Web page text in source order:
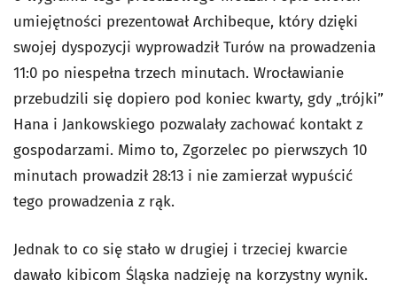
umiejętności prezentował Archibeque, który dzięki
swojej dyspozycji wyprowadził Turów na prowadzenia
11:0 po niespełna trzech minutach. Wrocławianie
przebudzili się dopiero pod koniec kwarty, gdy „trójki”
Hana i Jankowskiego pozwalały zachować kontakt z
gospodarzami. Mimo to, Zgorzelec po pierwszych 10
minutach prowadził 28:13 i nie zamierzał wypuścić
tego prowadzenia z rąk.
Jednak to co się stało w drugiej i trzeciej kwarcie
dawało kibicom Śląska nadzieję na korzystny wynik.